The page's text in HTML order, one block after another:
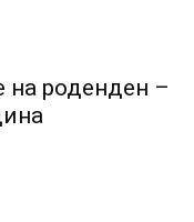
на роденден –